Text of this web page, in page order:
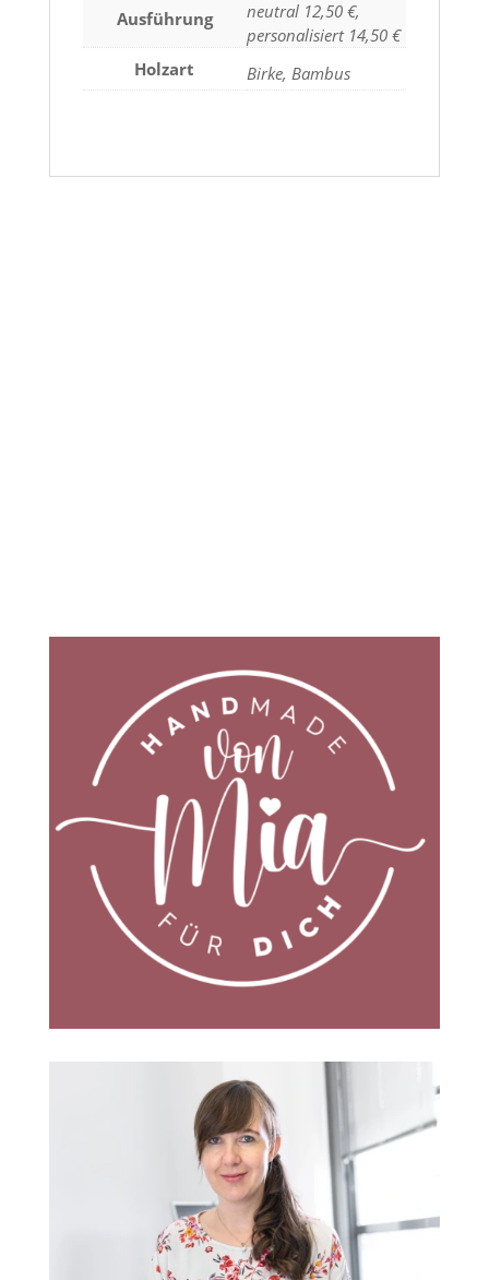
Ausführung
neutral 12,50 €,
personalisiert 14,50 €
Holzart
Birke, Bambus